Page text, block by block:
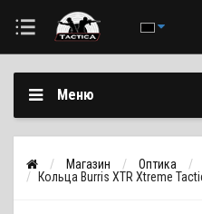
Меню
Магазин Оптика
Кольца Burris XTR Xtreme